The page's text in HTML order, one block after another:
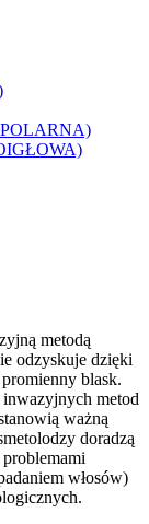
metodą
odzyskuje dzięki
blask.
inwazyjnych metod
ważną
doradzą
włosów)